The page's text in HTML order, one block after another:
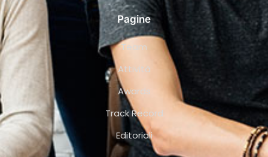
Pagine
Team
Attività
Awards
Track Record
Editoriali